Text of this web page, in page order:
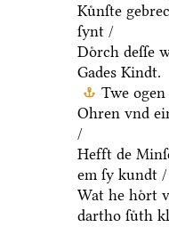
Kuͤnſte
ſynt /
Doͤrch deſſe
Gades Kindt.
Twe
Ohren vnd
/
Hefft de
em ſy kundt /
Wat he hoͤrt
dartho ſuͤth